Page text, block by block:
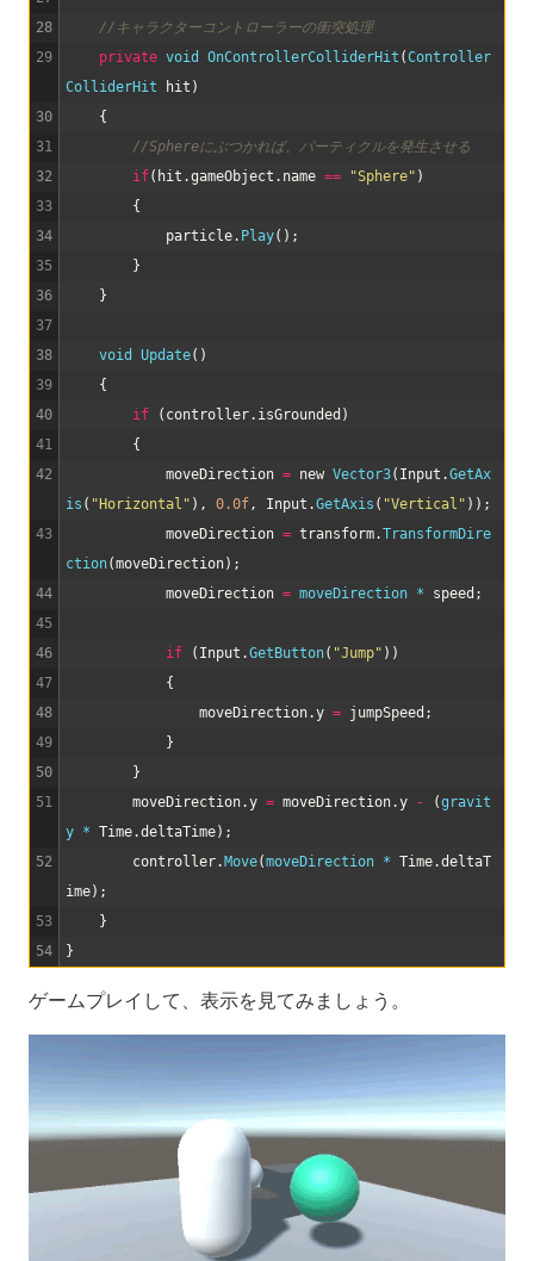
28
29
30
31
32
33
34
35
36
37
38
39
40
41
42
43
44
45
46
47
48
49
50
51
52
53
54
//キャラクターコントローラーの衝突処理
private void OnControllerColliderHit (Controller
ColliderHit
hit )
{
//Sphereにぶつかれば、パーティクルを発生させる
if( hit .gameObject . name == "Sphere" )
{
particle. Play( ) ;
}
}
void Update( )
{
if
( controller. isGrounded )
{
moveDirection = new Vector3( Input .GetAx
is ( "Horizontal" ) , 0.0f, Input .GetAxis ( "Vertical" ) ) ;
moveDirection = transform.TransformDire
ction(moveDirection) ;
moveDirection = moveDirection * speed ;
if ( Input .GetButton( "Jump" ) )
{
moveDirection.y = jumpSpeed ;
}
}
moveDirection.y = moveDirection.y - (gravit
y * Time.deltaTime) ;
controller. Move(moveDirection * Time.deltaT
ime) ;
}
}
ゲームプレイして、表示を見てみましょう。